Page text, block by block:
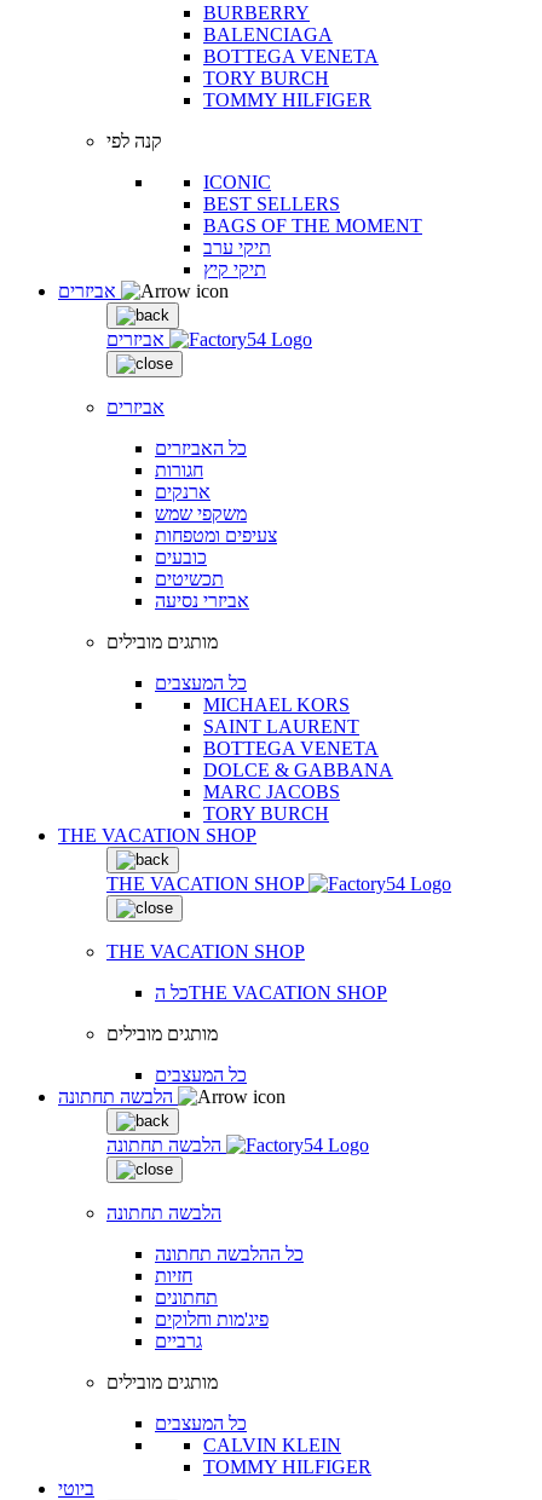
BURBERRY
BALENCIAGA
BOTTEGA VENETA
TORY BURCH
TOMMY HILFIGER
קנה לפי
ICONIC
BEST SELLERS
BAGS OF THE MOMENT
תיקי ערב
תיקי קיץ
אביזרים
אביזרים
כל האביזרים
חגורות
ארנקים
משקפי שמש
צעיפים ומטפחות
כובעים
תכשיטים
אביזרי נסיעה
מותגים מובילים
כל המעצבים
MICHAEL KORS
SAINT LAURENT
BOTTEGA VENETA
DOLCE & GABBANA
MARC JACOBS
TORY BURCH
THE VACATION SHOP
THE VACATION SHOP
THE VACATION SHOP
כל הTHE VACATION SHOP
מותגים מובילים
כל המעצבים
הלבשה תחתונה
הלבשה תחתונה
כל ההלבשה תחתונה
חזיות
תחתונים
פיג'מות וחלוקים
גרביים
מותגים מובילים
כל המעצבים
CALVIN KLEIN
TOMMY HILFIGER
ביוטי